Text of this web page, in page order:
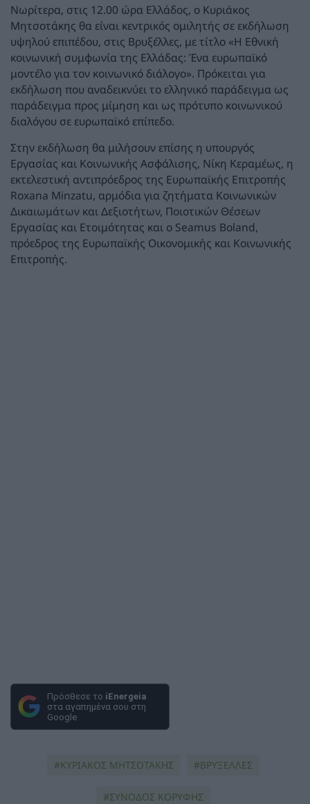
Νωρίτερα, στις 12.00 ώρα Ελλάδος, ο Κυριάκος
Μητσοτάκης θα είναι κεντρικός ομιλητής σε εκδήλωση
υψηλού επιπέδου, στις Βρυξέλλες, με τίτλο «Η Εθνική
κοινωνική συμφωνία της Ελλάδας: Ένα ευρωπαϊκό
μοντέλο για τον κοινωνικό διάλογο». Πρόκειται για
εκδήλωση που αναδεικνύει το ελληνικό παράδειγμα ως
παράδειγμα προς μίμηση και ως πρότυπο κοινωνικού
διαλόγου σε ευρωπαϊκό επίπεδο.
Στην εκδήλωση θα μιλήσουν επίσης η υπουργός
Εργασίας και Κοινωνικής Ασφάλισης, Νίκη Κεραμέως, η
εκτελεστική αντιπρόεδρος της Ευρωπαϊκής Επιτροπής
Roxana Minzatu, αρμόδια για ζητήματα Κοινωνικών
Δικαιωμάτων και Δεξιοτήτων, Ποιοτικών Θέσεων
Εργασίας και Ετοιμότητας και ο Seamus Boland,
πρόεδρος της Ευρωπαϊκής Οικονομικής και Κοινωνικής
Επιτροπής.
Πρόσθεσε το iEnergeia
στα αγαπημένα σου στη
Google
ΚΥΡΙΑΚΟΣ ΜΗΤΣΟΤΑΚΗΣ ΒΡΥΞΕΛΛΕΣ
ΣΥΝΟΔΟΣ ΚΟΡΥΦΗΣ